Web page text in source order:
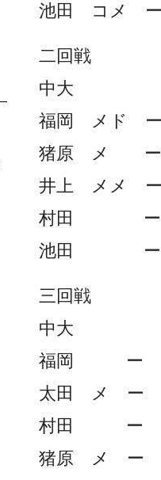
池田 コメ
二回戦
中大
福岡 メド
猪原 メ
井上 メメ
村田
池田
三回戦
中大
福岡 ー
太田 メ
村田 ー
猪原 メ